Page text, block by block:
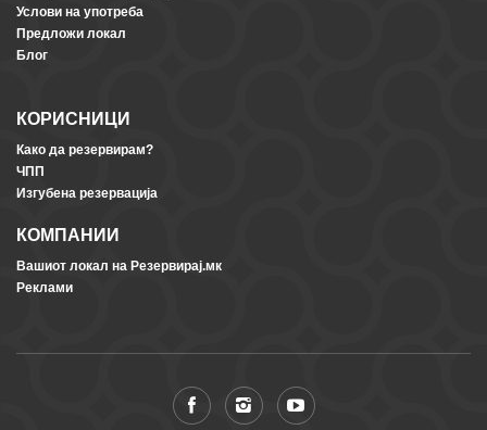
Услови на употреба
Предложи локал
Блог
КОРИСНИЦИ
Како да резервирам?
ЧПП
Изгубена резервација
КОМПАНИИ
Вашиот локал на Резервирај.мк
Реклами